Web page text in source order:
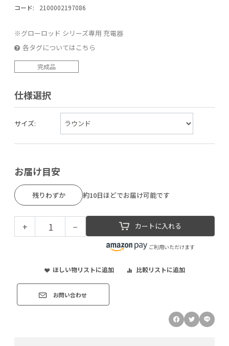
コード: 2100002197086
※グローロッド シリーズ専用 充電器
各タグについてはこちら
完成品
仕様選択
サイズ:
お届け目安
残りわずか 約10日ほどでお届け可能です
+ − カートに入れる
ご利用いただけます
ほしい物リストに追加 比較リストに追加
お問い合わせ